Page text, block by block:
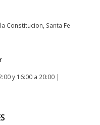
Constitucion, Santa Fe
y 16:00 a 20:00 |